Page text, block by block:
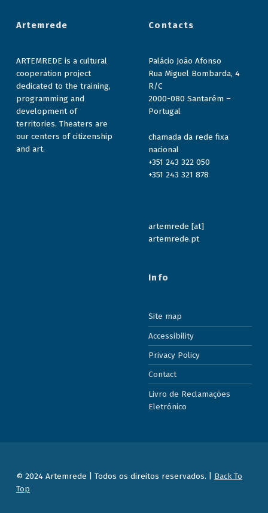
Artemrede
ARTEMREDE is a cultural
cooperation project
dedicated to the training,
programming and
development of
territories. Theaters are
our centers of citizenship
and art.
Contacts
Palácio João Afonso
Rua Miguel Bombarda, 4
R/C
2000-080 Santarém –
Portugal
chamada da rede fixa
nacional
+351 243 322 050
+351 243 321 878
artemrede [at]
artemrede.pt
Info
Site map
Accessibility
Privacy Policy
Contact
Livro de Reclamações
Eletrónico
© 2024 Artemrede | Todos os direitos reservados. | Back To
Top